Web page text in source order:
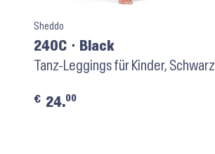
Sheddo
240C ⬝ Black
Tanz-Leggings für Kinder, Schwarz
€ 24.00